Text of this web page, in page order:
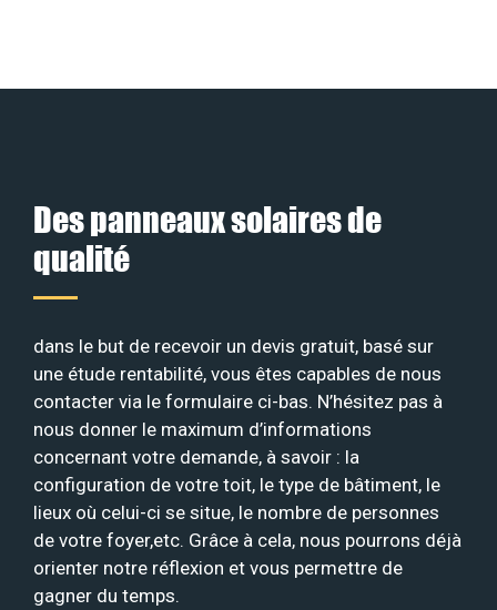
Des panneaux solaires de
qualité
dans le but de recevoir un devis gratuit, basé sur
une étude rentabilité, vous êtes capables de nous
contacter via le formulaire ci-bas. N’hésitez pas à
nous donner le maximum d’informations
concernant votre demande, à savoir : la
configuration de votre toit, le type de bâtiment, le
lieux où celui-ci se situe, le nombre de personnes
de votre foyer,etc. Grâce à cela, nous pourrons déjà
orienter notre réflexion et vous permettre de
gagner du temps.